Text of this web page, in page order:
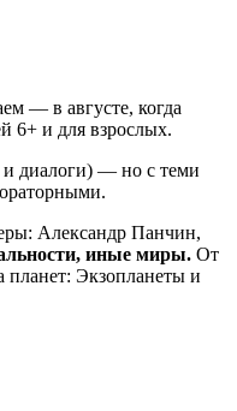
— в августе, когда
6+ и для взрослых.
и диалоги) — но с теми
Александр Панчин,
иные миры. От
планет: Экзопланеты и